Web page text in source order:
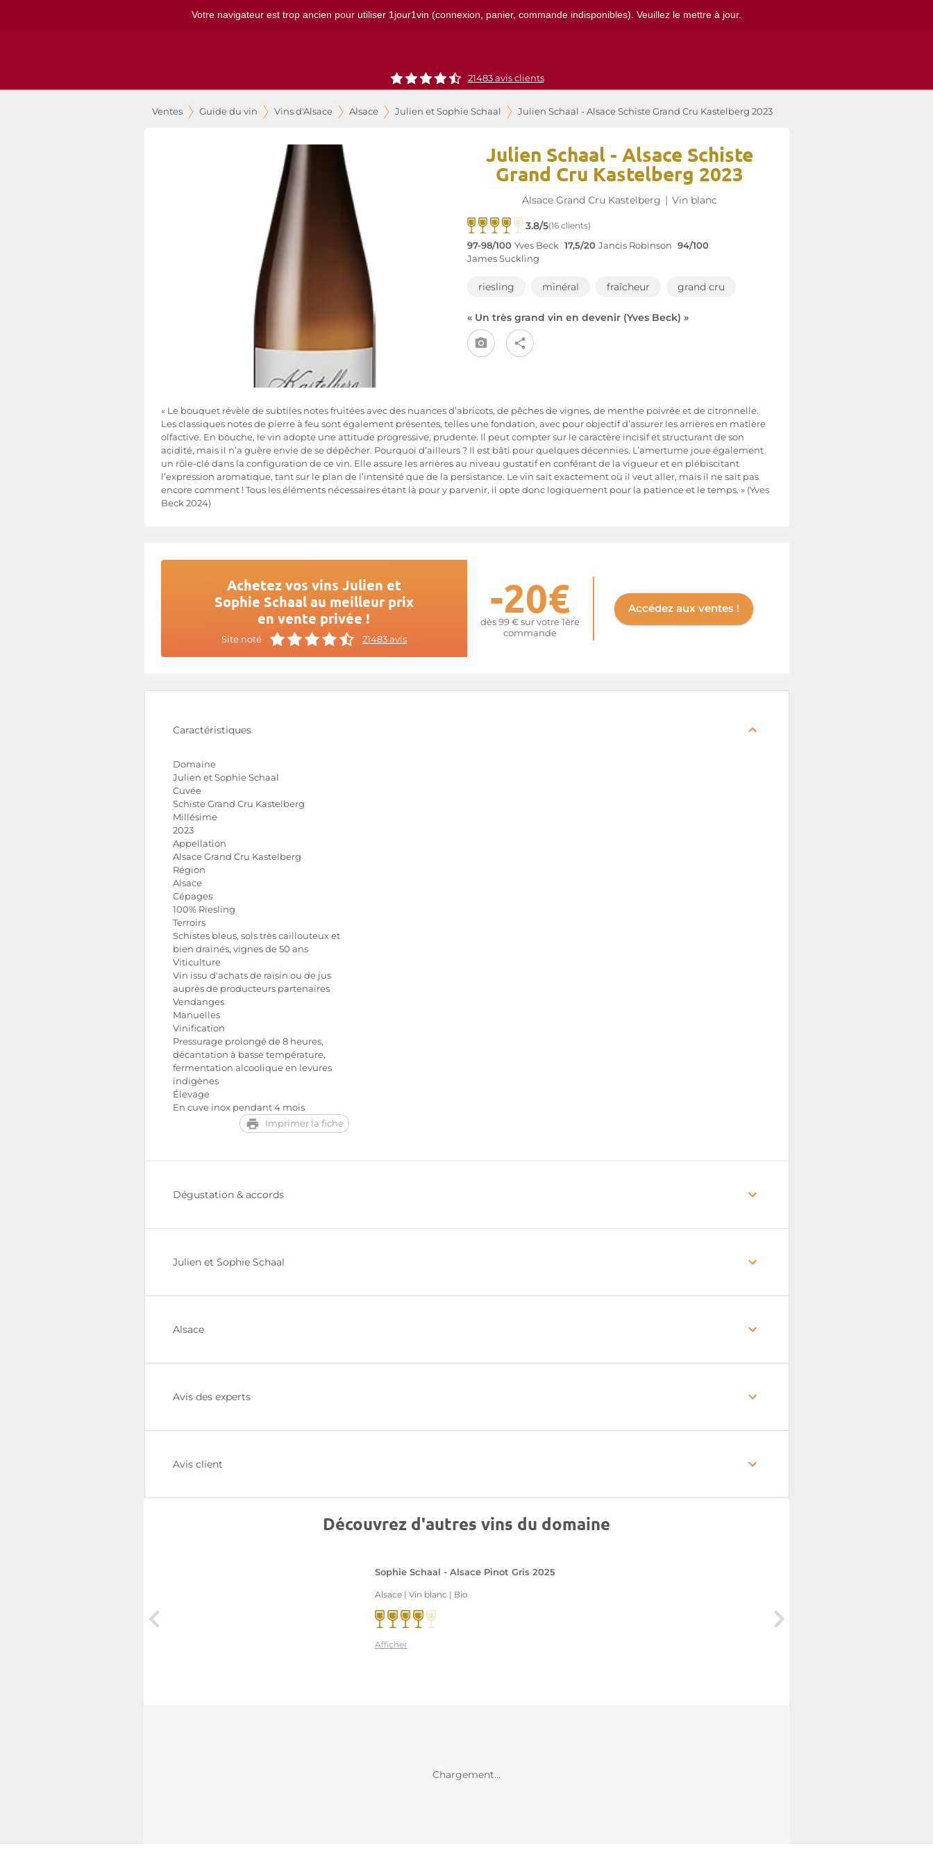
Votre navigateur est trop ancien pour utiliser 1jour1vin (connexion, panier, commande indisponibles). Veuillez le mettre à jour.
21483avis clients
Ventes Guide du vin Vins d'Alsace Alsace Julien et Sophie Schaal Julien Schaal - Alsace Schiste Grand Cru Kastelberg 2023
Julien Schaal - Alsace Schiste
Grand Cru Kastelberg 2023
Alsace Grand Cru Kastelberg | Vin blanc
3.8/5(16 clients)
97-98/100 Yves Beck 17,5/20 Jancis Robinson 94/100
James Suckling
riesling minéral fraîcheur grand cru
« Un très grand vin en devenir (Yves Beck) »
« Le bouquet révèle de subtiles notes fruitées avec des nuances d’abricots, de pêches de vignes, de menthe poivrée et de citronnelle.
Les classiques notes de pierre à feu sont également présentes, telles une fondation, avec pour objectif d’assurer les arrières en matière
olfactive. En bouche, le vin adopte une attitude progressive, prudente. Il peut compter sur le caractère incisif et structurant de son
acidité, mais il n’a guère envie de se dépêcher. Pourquoi d’ailleurs ? Il est bâti pour quelques décennies. L’amertume joue également
un rôle-clé dans la configuration de ce vin. Elle assure les arrières au niveau gustatif en conférant de la vigueur et en plébiscitant
l’expression aromatique, tant sur le plan de l’intensité que de la persistance. Le vin sait exactement où il veut aller, mais il ne sait pas
encore comment ! Tous les éléments nécessaires étant là pour y parvenir, il opte donc logiquement pour la patience et le temps. » (Yves
Beck 2024)
Achetez vos vins Julien et
Sophie Schaal au meilleur prix
en vente privée !
Site noté 21483 avis
-20€
dès 99 € sur votre 1ère
commande
Accédez aux ventes !
Caractéristiques
Domaine
Julien et Sophie Schaal
Cuvée
Schiste Grand Cru Kastelberg
Millésime
2023
Appellation
Alsace Grand Cru Kastelberg
Région
Alsace
Cépages
100% Riesling
Terroirs
Schistes bleus, sols très caillouteux et
bien drainés, vignes de 50 ans
Viticulture
Vin issu d'achats de raisin ou de jus
auprès de producteurs partenaires
Vendanges
Manuelles
Vinification
Pressurage prolongé de 8 heures,
décantation à basse température,
fermentation alcoolique en levures
indigènes
Élevage
En cuve inox pendant 4 mois
Imprimer la fiche
Dégustation & accords
Julien et Sophie Schaal
Alsace
Avis des experts
Avis client
Découvrez d'autres vins du domaine
Sophie Schaal - Alsace Pinot Gris 2025
Alsace | Vin blanc | Bio
Afficher
Chargement...